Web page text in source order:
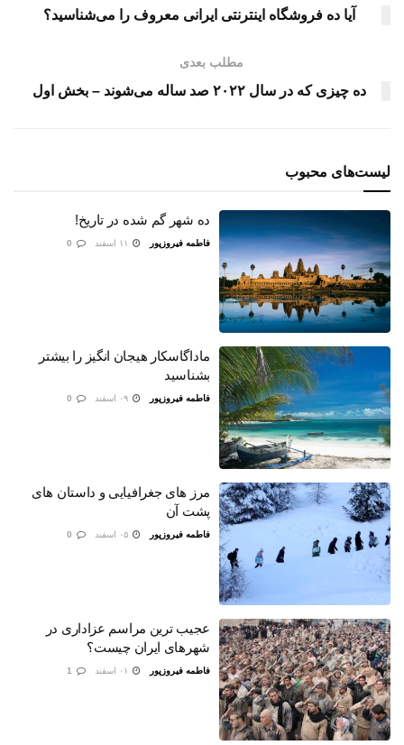
آیا ده فروشگاه اینترنتی ایرانی معروف را می‌شناسید؟
مطلب بعدی
ده چیزی که در سال ۲۰۲۲ صد ساله می‌شوند – بخش اول
لیست‌های محبوب
ده شهر گم شده در تاریخ!
فاطمه فیروزپور
ماداگاسکار هیجان انگیز را بیشتر
بشناسید
فاطمه فیروزپور
مرز های جغرافیایی و داستان های
پشت آن
فاطمه فیروزپور
عجیب ترین مراسم‌ عزاداری در
شهرهای ایران چیست؟
فاطمه فیروزپور